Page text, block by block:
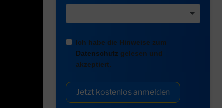
Ich habe die Hinweise zum
Datenschutz gelesen und
akzeptiert.
Jetzt kostenlos anmelden